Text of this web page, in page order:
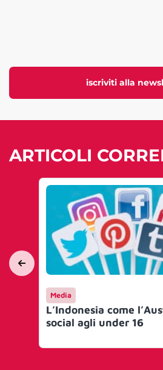
iscriviti alla
ARTICOLI
Media
L’Indonesia come
social agli under 16